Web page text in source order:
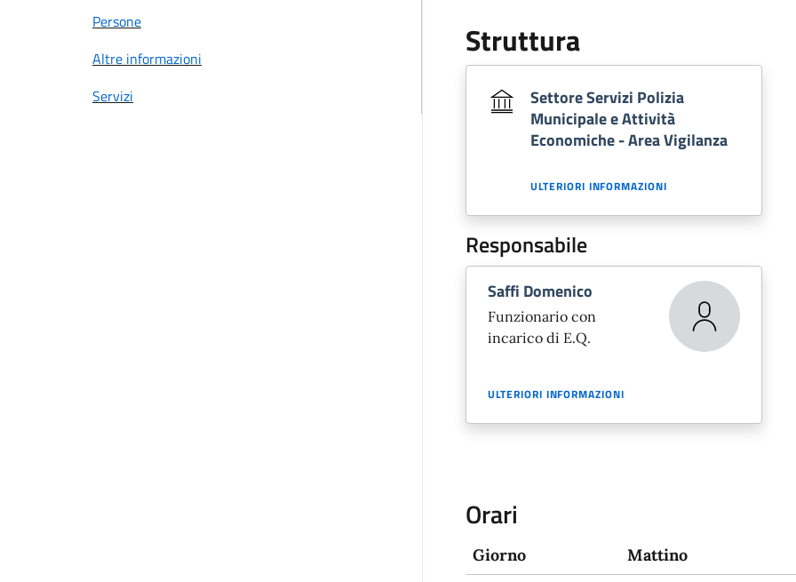
Persone
Altre informazioni
Servizi
Struttura
Settore Servizi Polizia
Municipale e Attività
Economiche - Area Vigilanza
ULTERIORI INFORMAZIONI
Responsabile
Saffi Domenico
Funzionario con
incarico di E.Q.
ULTERIORI INFORMAZIONI
Orari
Giorno
Mattino